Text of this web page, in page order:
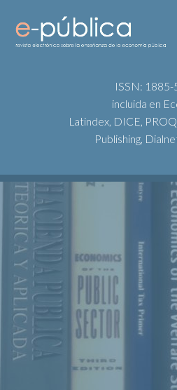
ISSN: 1885-
incluida en
Latindex, DICE,
Publishing,